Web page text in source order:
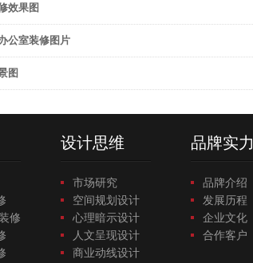
效果图
公室装修图片
图
修
设计思维
市场研究
空间规划设计
心理暗示设计
人文呈现设计
商业动线设计
品牌实力
品牌介绍
发展历程
企业文化
合作客户